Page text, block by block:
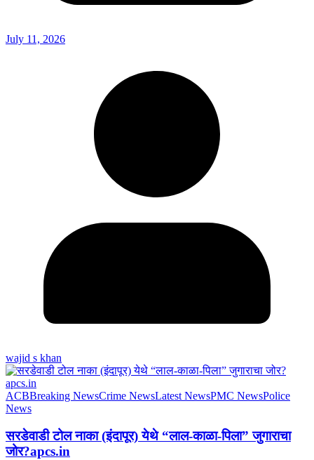
July 11, 2026
wajid s khan
ACBBreaking NewsCrime NewsLatest NewsPMC NewsPolice
News
सरडेवाडी टोल नाका (इंदापूर) येथे “लाल-काळा-पिला” जुगाराचा
जोर?apcs.in